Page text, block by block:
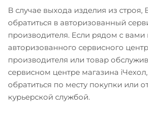
В случае выхода изделия из
обратиться в авторизованный
производителя. Если рядом с вами
авторизованного сервисного
производителя или товар
сервисном центре магазина
обратиться по месту покупки или
курьерской службой.